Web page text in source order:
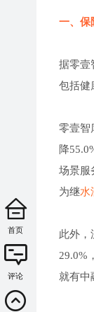
一、保
据零壹
包括健
零壹智
降
场景服
为继水
此外，
29.0%
就有中
首页
评论